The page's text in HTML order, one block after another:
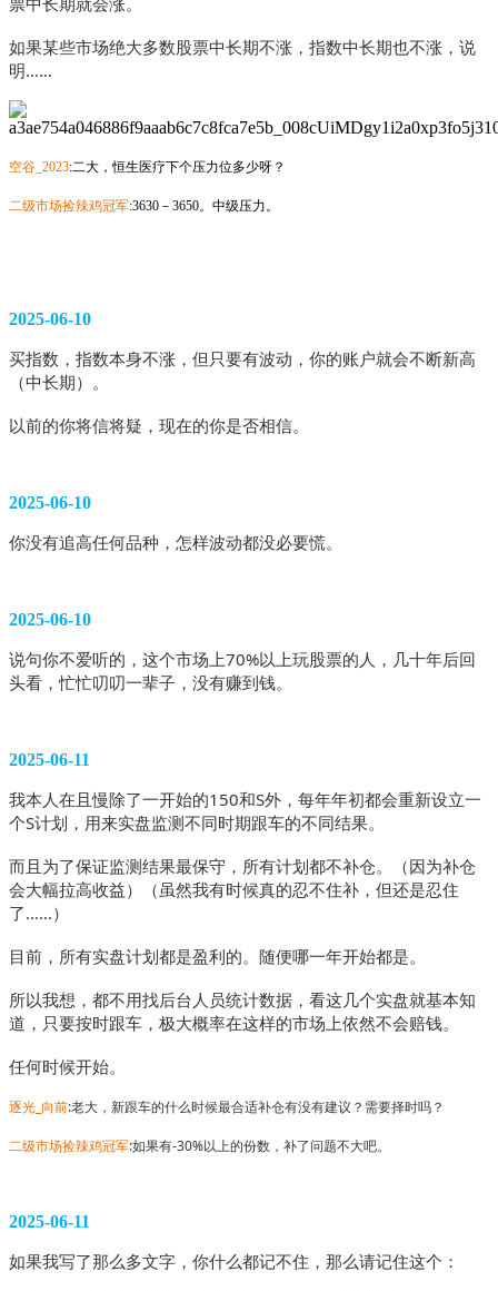
如果某些市场绝大多数股票中长期不涨，指数中长期也不涨，说
明……
空谷_2023:二大，恒生医疗下个压力位多少呀？
二级市场捡辣鸡冠军:3630－3650。中级压力。
2025-06-10
买指数，指数本身不涨，但只要有波动，你的账户就会不断新高
（中长期）。
以前的你将信将疑，现在的你是否相信。
2025-06-10
你没有追高任何品种，怎样波动都没必要慌。
2025-06-10
说句你不爱听的，这个市场上70%以上玩股票的人，几十年后回
头看，忙忙叨叨一辈子，没有赚到钱。
2025-06-11
我本人在且慢除了一开始的150和S外，每年年初都会重新设立一
个S计划，用来实盘监测不同时期跟车的不同结果。
而且为了保证监测结果最保守，所有计划都不补仓。（因为补仓
会大幅拉高收益）（虽然我有时候真的忍不住补，但还是忍住
了……）
目前，所有实盘计划都是盈利的。随便哪一年开始都是。
所以我想，都不用找后台人员统计数据，看这几个实盘就基本知
道，只要按时跟车，极大概率在这样的市场上依然不会赔钱。
任何时候开始。
逐光_向前:老大，新跟车的什么时候最合适补仓有没有建议？需要择时吗？
二级市场捡辣鸡冠军:如果有-30%以上的份数，补了问题不大吧。
2025-06-11
如果我写了那么多文字，你什么都记不住，那么请记住这个：